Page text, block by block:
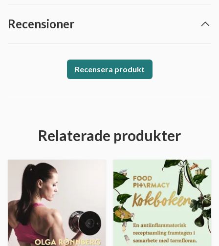
Recensioner
Recensera produkt
Relaterade produkter